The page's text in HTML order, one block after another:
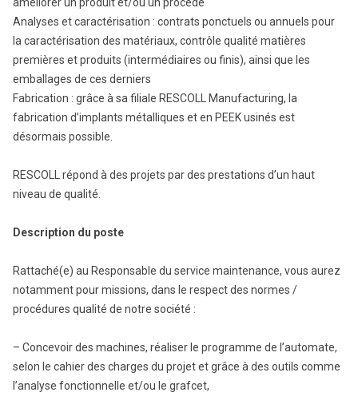
Analyses et caractérisation : contrats ponctuels ou annuels pour
la caractérisation des matériaux, contrôle qualité matières
premières et produits (intermédiaires ou finis), ainsi que les
emballages de ces derniers
Fabrication : grâce à sa filiale RESCOLL Manufacturing, la
fabrication d’implants métalliques et en PEEK usinés est
désormais possible.
RESCOLL répond à des projets par des prestations d’un haut
niveau de qualité.
Description du poste
Rattaché(e) au Responsable du service maintenance, vous aurez
notamment pour missions, dans le respect des normes /
procédures qualité de notre société :
– Concevoir des machines, réaliser le programme de l’automate,
selon le cahier des charges du projet et grâce à des outils comme
l’analyse fonctionnelle et/ou le grafcet,